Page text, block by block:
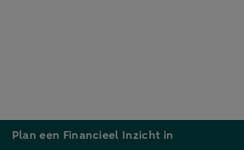
Plan een Financieel Inzicht in